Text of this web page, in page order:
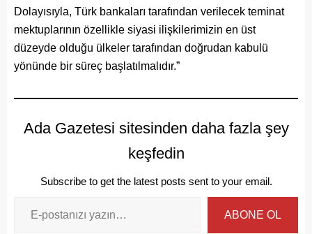
Dolayısıyla, Türk bankaları tarafından verilecek teminat
mektuplarının özellikle siyasi ilişkilerimizin en üst
düzeyde olduğu ülkeler tarafından doğrudan kabulü
yönünde bir süreç başlatılmalıdır.”
Ada Gazetesi sitesinden daha fazla şey
keşfedin
Subscribe to get the latest posts sent to your email.
ABONE OL